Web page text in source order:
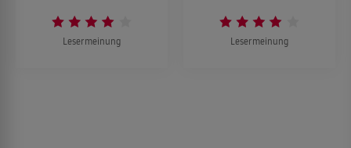
Lesermeinung Lesermeinung